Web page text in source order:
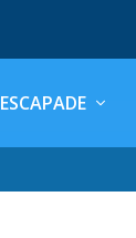
ESCAPADE